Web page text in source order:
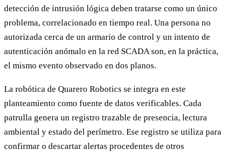
detección de intrusión lógica deben tratarse como un único
problema, correlacionado en tiempo real. Una persona no
autorizada cerca de un armario de control y un intento de
autenticación anómalo en la red SCADA son, en la práctica,
el mismo evento observado en dos planos.
La robótica de Quarero Robotics se integra en este
planteamiento como fuente de datos verificables. Cada
patrulla genera un registro trazable de presencia, lectura
ambiental y estado del perímetro. Ese registro se utiliza para
confirmar o descartar alertas procedentes de otros